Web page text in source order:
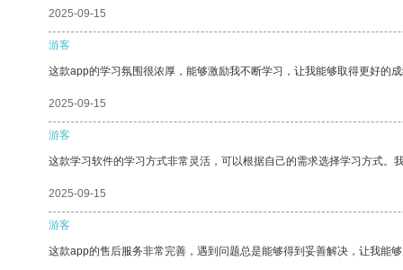
2025-09-15
游客
这款app的学习氛围很浓厚，能够激励我不断学习，让我能够取得更好的成
2025-09-15
游客
这款学习软件的学习方式非常灵活，可以根据自己的需求选择学习方式。
2025-09-15
游客
这款app的售后服务非常完善，遇到问题总是能够得到妥善解决，让我能够